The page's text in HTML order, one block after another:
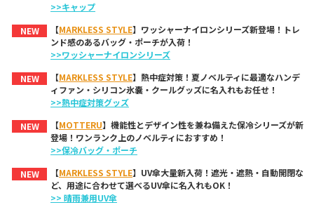
>>キャップ
NEW
【MARKLESS STYLE】ワッシャーナイロンシリーズ新登場！トレ
ンド感のあるバッグ・ポーチが入荷！
>>ワッシャーナイロンシリーズ
NEW
【MARKLESS STYLE】熱中症対策！夏ノベルティに最適なハンデ
ィファン・シリコン氷嚢・クールグッズに名入れもお任せ！
>>熱中症対策グッズ
NEW
【MOTTERU】機能性とデザイン性を兼ね備えた保冷シリーズが新
登場！ワンランク上のノベルティにおすすめ！
>>保冷バッグ・ポーチ
NEW
【MARKLESS STYLE】UV傘大量新入荷！遮光・遮熱・自動開閉な
ど、用途に合わせて選べるUV傘に名入れもOK！
>> 晴雨兼用UV傘